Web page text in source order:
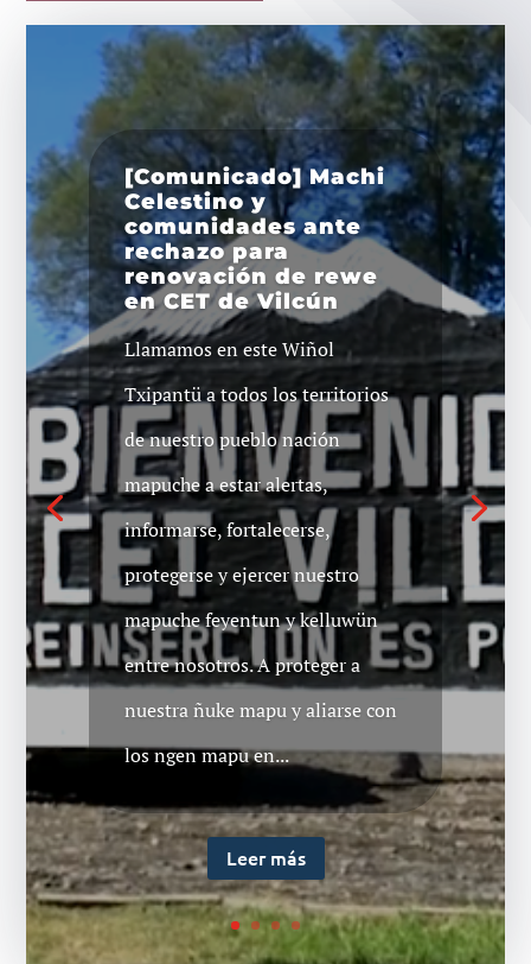
[Comunicado] Machi
Celestino y
comunidades ante
rechazo para
renovación de rewe
en CET de Vilcún
Llamamos en este Wiñol
Txipantü a todos los territorios
de nuestro pueblo nación
mapuche a estar alertas,
informarse, fortalecerse,
protegerse y ejercer nuestro
mapuche feyentun y kelluwün
entre nosotros. A proteger a
nuestra ñuke mapu y aliarse con
los ngen mapu en...
Leer más
[Comunicado] Machi
Celestino Cordova
exige a Ministerio de
Justicia cumpla
acuerdo firmado tras
huelga de hambre en
2020
Por medio de un punto de
prensa realizado en el hogar de
estudiantes mapuche Lawen
Mapu comuna de Padre Las
Casas, vocería del machi
Celestino Cordova y su
comunidad dan a conocer
comunicado público que exige el
cumplimiento del acuerdo del 18
de agosto de 2020 entre...